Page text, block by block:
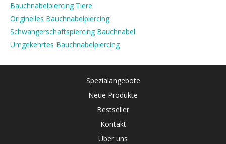
Bauchnabelpiercing Tiere
Originelles Bauchnabelpiercing
Schwangerschaftspiercing Bauchnabel
Umgekehrtes Bauchnabelpiercing
Spezialangebote
Neue Produkte
Bestseller
Kontakt
Über uns